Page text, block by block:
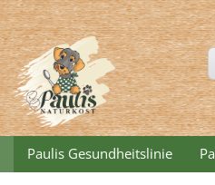
Paulis Gesundheitslinie